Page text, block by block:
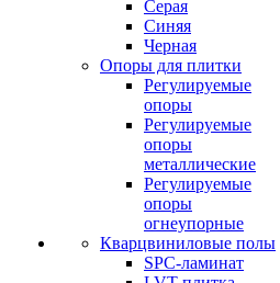
Серая
Синяя
Черная
Опоры для плитки
Регулируемые
опоры
Регулируемые
опоры
металлические
Регулируемые
опоры
огнеупорные
Кварцвиниловые полы
SPC-ламинат